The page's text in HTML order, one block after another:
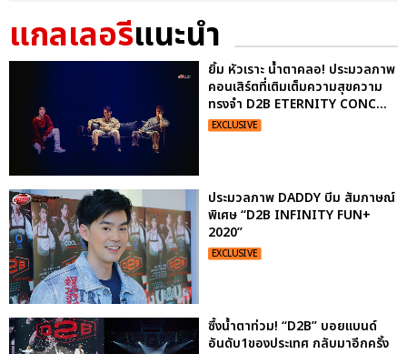
แกลเลอรีแนะนำ
ยิ้ม หัวเราะ น้ำตาคลอ! ประมวลภาพ
คอนเสิร์ตที่เติมเต็มความสุขความ
ทรงจำ D2B ETERNITY CONC...
EXCLUSIVE
ประมวลภาพ DADDY บีม สัมภาษณ์
พิเศษ “D2B INFINITY FUN+
2020”
EXCLUSIVE
ซึ้งน้ำตาท่วม! “D2B” บอยแบนด์
อันดับ1ของประเทศ กลับมาอีกครั้ง